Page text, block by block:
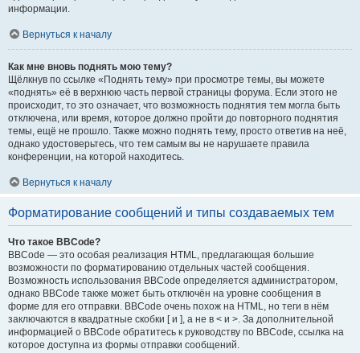
информации.
Вернуться к началу
Как мне вновь поднять мою тему?
Щёлкнув по ссылке «Поднять тему» при просмотре темы, вы можете
«поднять» её в верхнюю часть первой страницы форума. Если этого не
происходит, то это означает, что возможность поднятия тем могла быть
отключена, или время, которое должно пройти до повторного поднятия
темы, ещё не прошло. Также можно поднять тему, просто ответив на неё,
однако удостоверьтесь, что тем самым вы не нарушаете правила
конференции, на которой находитесь.
Вернуться к началу
Форматирование сообщений и типы создаваемых тем
Что такое BBCode?
BBCode — это особая реализация HTML, предлагающая большие
возможности по форматированию отдельных частей сообщения.
Возможность использования BBCode определяется администратором,
однако BBCode также может быть отключён на уровне сообщения в
форме для его отправки. BBCode очень похож на HTML, но теги в нём
заключаются в квадратные скобки [ и ], а не в < и >. За дополнительной
информацией о BBCode обратитесь к руководству по BBCode, ссылка на
которое доступна из формы отправки сообщений.